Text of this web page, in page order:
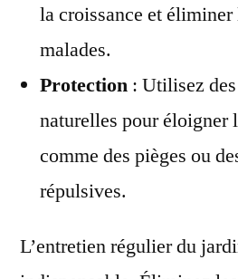
la croissance et éliminer
malades.
Protection : Utilisez
naturelles pour éloigner
comme des pièges ou
répulsives.
L’entretien régulier du